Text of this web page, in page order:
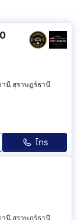
านี สุราษฎร์ธานี
โทร
านี สุราษฎร์ธานี